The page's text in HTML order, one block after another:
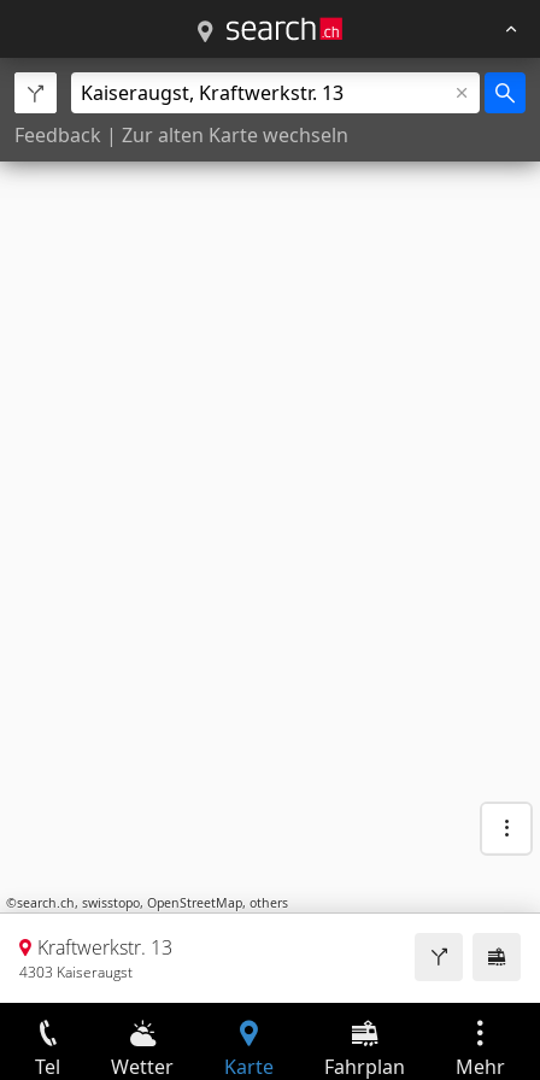
Feedback | Zur alten Karte wechseln
©search.ch, swisstopo, OpenStreetMap, others
Kraftwerkstr. 13
4303 Kaiseraugst
Tel Wetter Karte Fahrplan Mehr